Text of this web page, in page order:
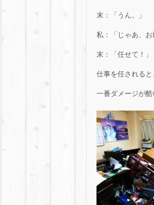
末：「うん。」
私：「じゃあ、
末：「任せて！」
仕事を任される
一番ダメージが酷